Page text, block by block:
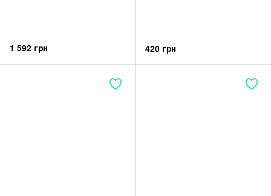
1 592 грн 420 грн